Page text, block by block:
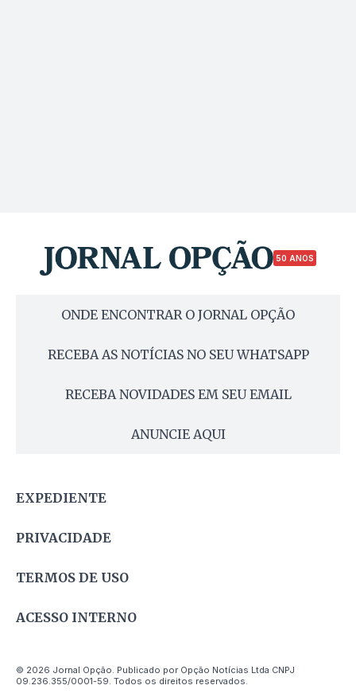
50 ANOS
ONDE ENCONTRAR O JORNAL OPÇÃO
RECEBA AS NOTÍCIAS NO SEU WHATSAPP
RECEBA NOVIDADES EM SEU EMAIL
ANUNCIE AQUI
EXPEDIENTE
PRIVACIDADE
TERMOS DE USO
ACESSO INTERNO
© 2026 Jornal Opção. Publicado por Opção Notícias Ltda CNPJ
09.236.355/0001-59. Todos os direitos reservados.